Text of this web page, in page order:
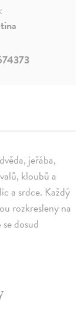
jeřába,
kloubů a
a srdce. Každý
rozkresleny na
dosud